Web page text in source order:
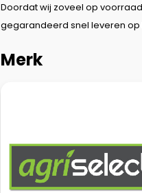
Doordat wij zoveel op
gegarandeerd snel leveren
Merk